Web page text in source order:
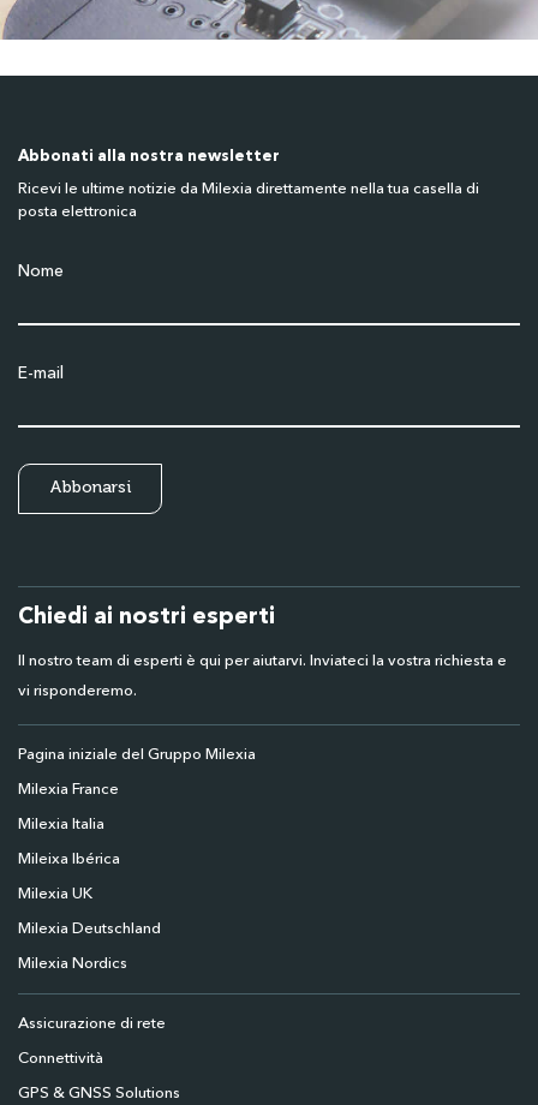
Abbonati alla nostra newsletter
Ricevi le ultime notizie da Milexia direttamente nella tua casella di
posta elettronica
Nome
E-mail
Chiedi ai nostri esperti
Il nostro team di esperti è qui per aiutarvi. Inviateci la vostra richiesta e
vi risponderemo.
Pagina iniziale del Gruppo Milexia
Milexia France
Milexia Italia
Mileixa Ibérica
Milexia UK
Milexia Deutschland
Milexia Nordics
Assicurazione di rete
Connettività
GPS & GNSS Solutions